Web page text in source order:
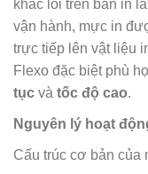
khắc lồi trên bản in
vận hành, mực in
trực tiếp lên vật liệu
Flexo đặc biệt phù
tục và tốc độ cao.
Nguyên lý hoạt
Cấu trúc cơ bản của